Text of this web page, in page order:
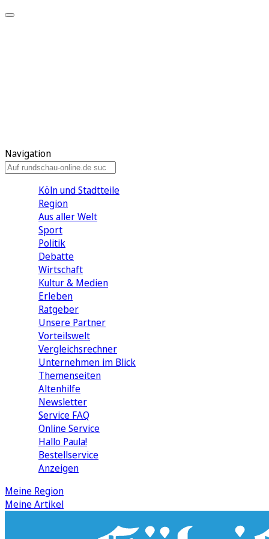
Navigation
Köln und Stadtteile
Region
Aus aller Welt
Sport
Politik
Debatte
Wirtschaft
Kultur & Medien
Erleben
Ratgeber
Unsere Partner
Vorteilswelt
Vergleichsrechner
Unternehmen im Blick
Themenseiten
Altenhilfe
Newsletter
Service FAQ
Online Service
Hallo Paula!
Bestellservice
Anzeigen
Meine Region
Meine Artikel